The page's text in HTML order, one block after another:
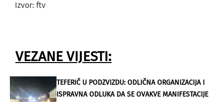
Izvor: ftv
VEZANE VIJESTI:
TEFERIČ U PODZVIZDU: ODLIČNA ORGANIZACIJA I
ISPRAVNA ODLUKA DA SE OVAKVE MANIFESTACIJE